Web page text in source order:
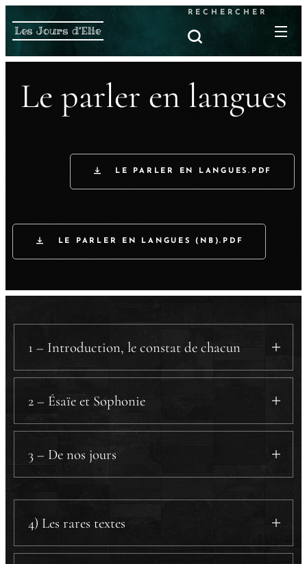
Les Jours d'Elie
RECHERCHER
Le parler en langues
LE PARLER EN LANGUES.PDF
LE PARLER EN LANGUES (NB).PDF
1 – Introduction, le constat de chacun
2 – Ésaïe et Sophonie
a) Ésaïe.
b) Sophonie.
3 – De nos jours
b) Ne pas se (laisser) tromper.
b.1) Ne pas se laisser tromper
b.2) Ne pas se braquer.
4) Les rares textes
a) La pentecôte.